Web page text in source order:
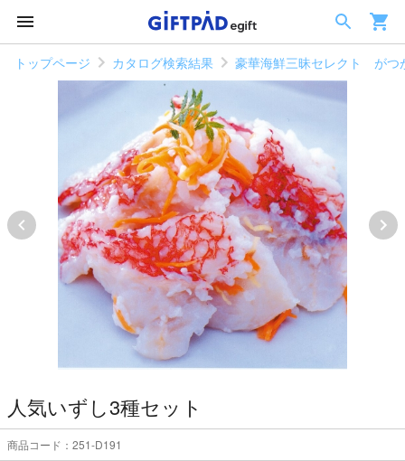
トップページ カタログ検索結果 豪華海鮮三昧セレクト がつ
人気いずし3種セット
商品コード：251-D191